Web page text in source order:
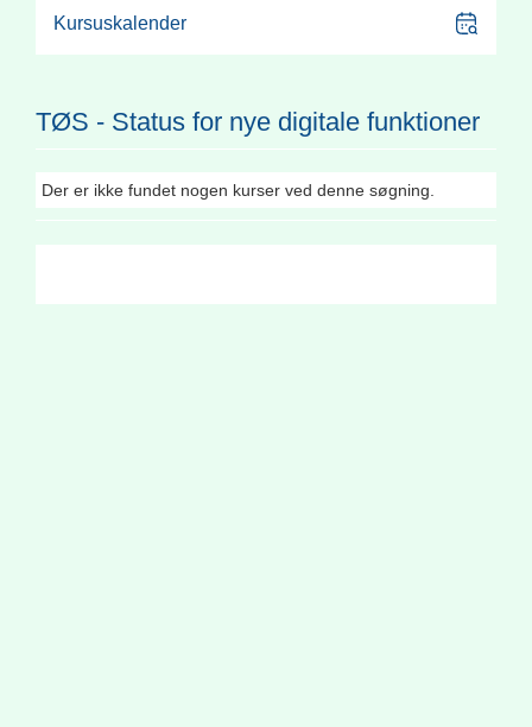
Kursuskalender
TØS - Status for nye digitale funktioner
Der er ikke fundet nogen kurser ved denne søgning.